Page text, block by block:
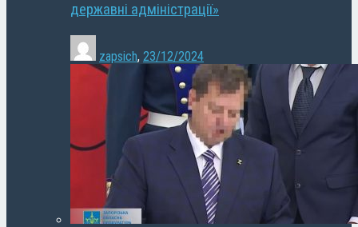
державні адміністрації»
zapsich, 23/12/2024